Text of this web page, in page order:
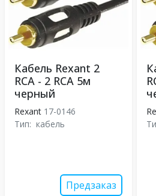
Кабель Rexant 2
RCA - 2 RCA 5м
черный
Rexant 17-0146
Тип: кабель
Предзаказ